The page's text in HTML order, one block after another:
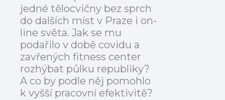
jedné tělocvičny bez sprch
do dalších míst v Praze i on-
line světa. Jak se mu
podařilo v době covidu a
zavřených fitness center
rozhýbat půlku republiky?
A co by podle něj pomohlo
k vyšší pracovní efektivitě?